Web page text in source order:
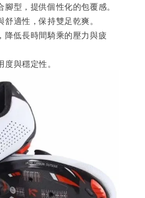
腳型，提供個性化的包覆感。
舒適性，保持雙足乾爽。
降低長時間騎乘的壓力與疲
度與穩定性。